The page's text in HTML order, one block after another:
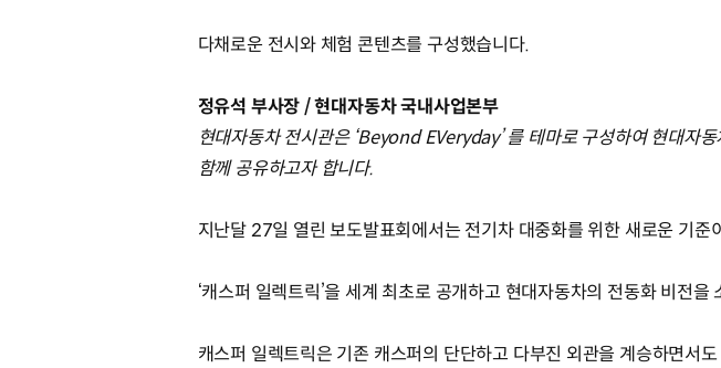
다채로운 전시와 체험 콘텐츠를 구성했습니다.
정유석 부사장 / 현대자동차 국내사업본부
현대자동차 전시관은 ‘Beyond EVeryday’ 를 테마로 구성하여 현대자
함께 공유하고자 합니다.
지난달 27일 열린 보도발표회에서는 전기차 대중화를 위한 새로운 기준
‘캐스퍼 일렉트릭’을 세계 최초로 공개하고 현대자동차의 전동화 비전을
캐스퍼 일렉트릭은 기존 캐스퍼의 단단하고 다부진 외관을 계승하면서